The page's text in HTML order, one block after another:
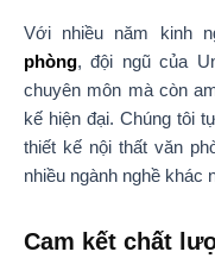
Với nhiều năm kinh
phòng, đội ngũ của
chuyên môn mà còn
kế hiện đại. Chúng tôi
thiết kế nội thất văn
nhiều ngành nghề khác
Cam kết chất